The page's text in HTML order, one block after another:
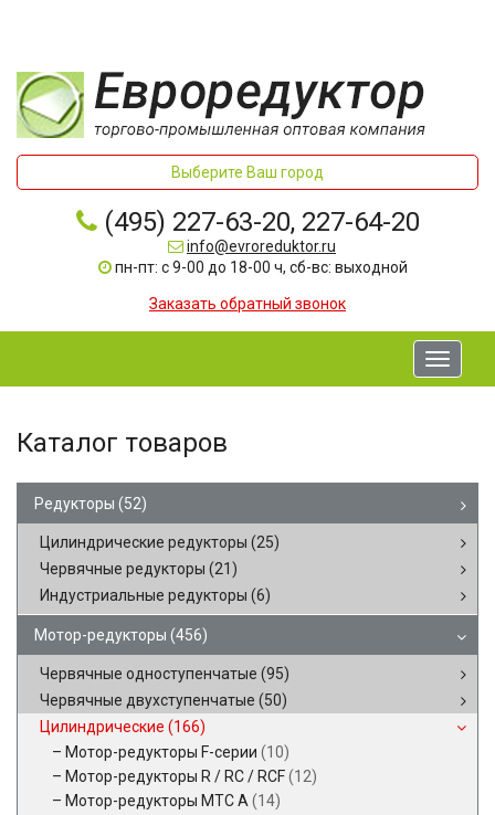
Выберите Ваш город
(495) 227-63-20, 227-64-20
info@evroreduktor.ru
пн-пт: с 9-00 до 18-00 ч, сб-вс: выходной
Заказать обратный звонок
Toggle
Каталог товаров
Редукторы (52)
Цилиндрические редукторы (25)
Червячные редукторы (21)
Индустриальные редукторы (6)
Мотор-редукторы (456)
Червячные одноступенчатые (95)
Червячные двухступенчатые (50)
Цилиндрические (166)
Мотор-редукторы F-серии (10)
Мотор-редукторы R / RC / RCF(12)
Мотор-редукторы MTC A (14)